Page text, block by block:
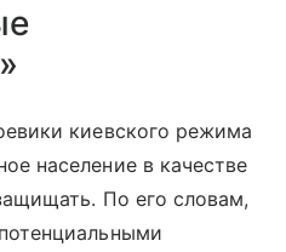
киевского режима
население в качестве
По его словам,